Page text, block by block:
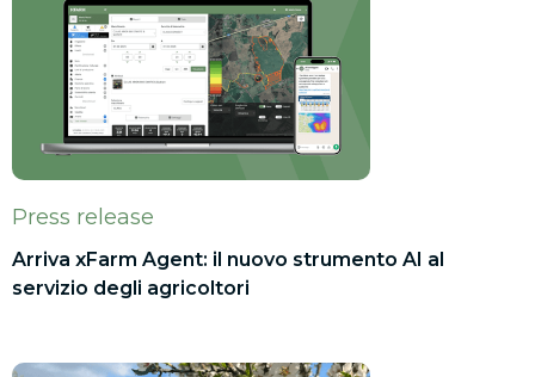
Press release
Arriva xFarm Agent: il nuovo strumento AI al
servizio degli agricoltori